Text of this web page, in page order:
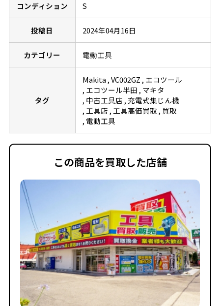
コンディション S
投稿日 2024年04月16日
カテゴリー 電動工具
タグ
Makita VC002GZ エコツール
エコツール半田 マキタ
中古工具店 充電式集じん機
工具店 工具高価買取
買取
電動工具
この商品を買取した店舗